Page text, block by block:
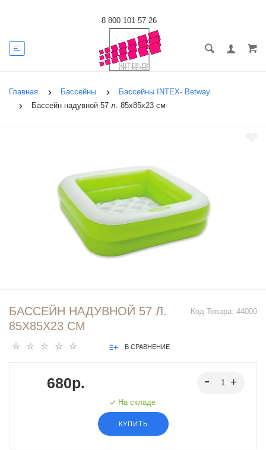
8 800 101 57 26
Главная Бассейны
Бассейны INTEX- Betway
Бассейн надувной 57 л. 85х85х23 см
Код Товара: 44000
БАССЕЙН НАДУВНОЙ 57 Л.
85Х85Х23 СМ
В СРАВНЕНИЕ
680р.
На складе
КУПИТЬ